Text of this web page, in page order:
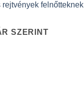
rejtvények felnőtteknek
SZERINT